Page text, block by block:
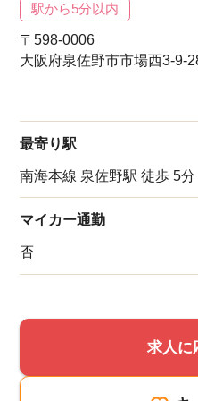
駅から5分以内
〒598-0006
大阪府泉佐野市市場西3-9-
最寄り駅
南海本線 泉佐野駅 徒歩 5分
マイカー通勤
否
求人に